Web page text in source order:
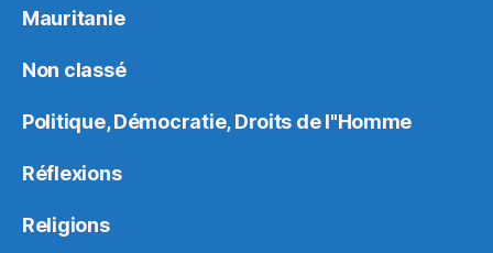
Mauritanie
Non classé
Politique, Démocratie, Droits de l"Homme
Réflexions
Religions